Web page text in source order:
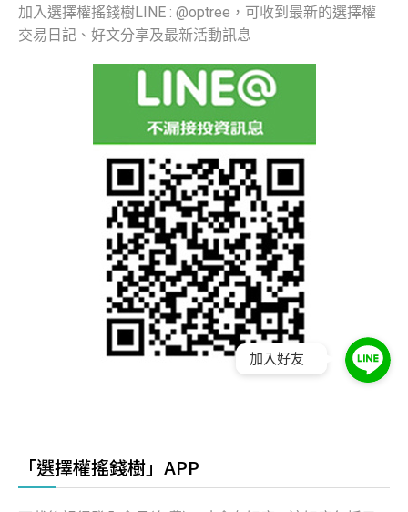
加入選擇權搖錢樹LINE : @optree，可收到最新的選擇權
交易日記、好文分享及最新活動訊息
「選擇權搖錢樹」APP
加入好友